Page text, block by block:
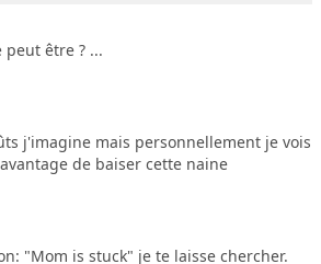
être ? ...
j'imagine mais personnellement je vois
de baiser cette naine
"Mom is stuck" je te laisse chercher.